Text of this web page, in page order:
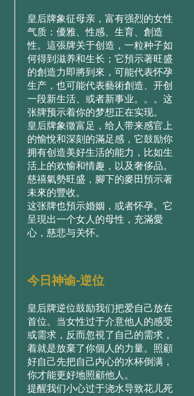
皇后牌象征母亲，富有强烈的女性
气质：優雅、性感、生育、創造
性。這張牌关于创造，一粒种子如
何得到滋养和生长；它預示著旺盛
的創造力即將到來，可能代表怀孕
生产，也可能代表藝術創造、开创
一段新生活、或者新事业。。。这
张牌预示着你的梦想正在实现。
皇后牌象徵富足，给人带来感官上
的愉悅和深刻的滿足感，它鼓励你
拥有创造美好生活的能力，比如生
活上的欢愉和情趣，以及奢侈品。
慈禧氣勢旺盛，腳下的麥田預示著
未來的豐收。
这张牌也預示婚姻，或者怀孕。它
呈現出一个女人的母性，充滿愛
心，慈悲与关怀。
今日神谕-逆位
皇后牌逆位鼓励我们把爱自己放在
首位。当女性过于介意他人的感受
或需求，反而忽視了自己的需求，
着就是放棄了你個人的力量。照顧
好自己先把自己内心的水杯倒满，
你才能更好地照顧他人。
提醒我们小心过于浇水导致花儿死